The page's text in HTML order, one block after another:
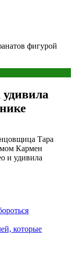
фигурой
Тара
Кармен
и удивила
которые